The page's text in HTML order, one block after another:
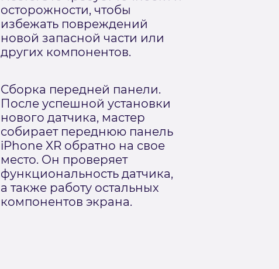
осторожности, чтобы
избежать повреждений
новой запасной части или
других компонентов.
Сборка передней панели.
После успешной установки
нового датчика, мастер
собирает переднюю панель
iPhone XR обратно на свое
место. Он проверяет
функциональность датчика,
а также работу остальных
компонентов экрана.